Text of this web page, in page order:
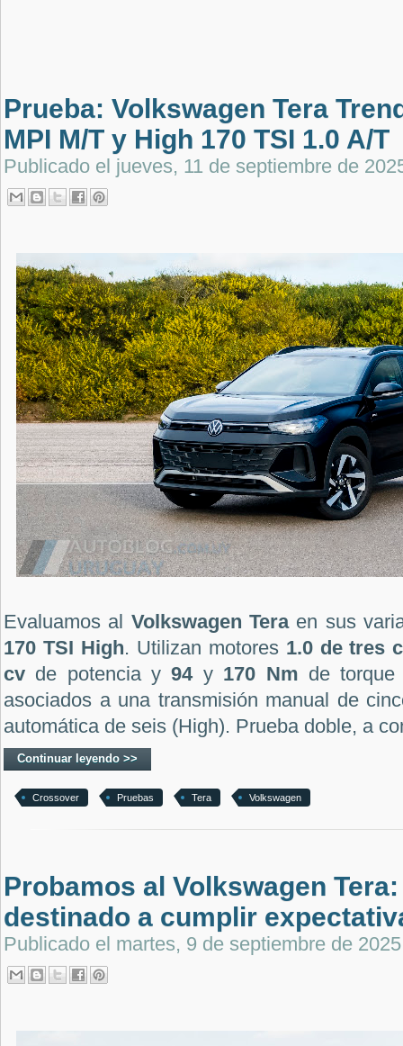
Prueba: Volkswagen Tera
MPI M/T y High 170 TSI 1.0 A/T
Publicado el jueves, 11 de septiembre de
Evaluamos al Volkswagen Tera en sus
170 TSI High. Utilizan motores 1.0 de tres
cv de potencia y94y 170 Nm de torque
asociados a una transmisión manual de
automática de seis (High). Prueba doble, a
Continuar leyendo >>
Crossover Pruebas Tera Volkswagen
Probamos al Volkswagen Tera:
destinado a cumplir
Publicado el martes, 9 de septiembre de 2025